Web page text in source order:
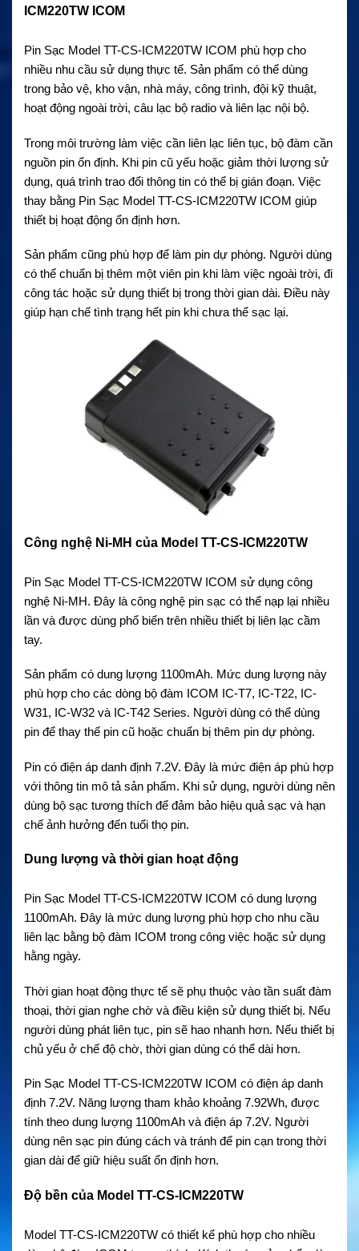
ICM220TW ICOM
Pin Sạc Model TT-CS-ICM220TW ICOM phù hợp cho
nhiều nhu cầu sử dụng thực tế. Sản phẩm có thể dùng
trong bảo vệ, kho vận, nhà máy, công trình, đội kỹ thuật,
hoạt động ngoài trời, câu lạc bộ radio và liên lạc nội bộ.
Trong môi trường làm việc cần liên lạc liên tục, bộ đàm cần
nguồn pin ổn định. Khi pin cũ yếu hoặc giảm thời lượng sử
dụng, quá trình trao đổi thông tin có thể bị gián đoạn. Việc
thay bằng Pin Sạc Model TT-CS-ICM220TW ICOM giúp
thiết bị hoạt động ổn định hơn.
Sản phẩm cũng phù hợp để làm pin dự phòng. Người dùng
có thể chuẩn bị thêm một viên pin khi làm việc ngoài trời, đi
công tác hoặc sử dụng thiết bị trong thời gian dài. Điều này
giúp hạn chế tình trạng hết pin khi chưa thể sạc lại.
Công nghệ Ni-MH của Model TT-CS-ICM220TW
Pin Sạc Model TT-CS-ICM220TW ICOM sử dụng công
nghệ Ni-MH. Đây là công nghệ pin sạc có thể nạp lại nhiều
lần và được dùng phổ biến trên nhiều thiết bị liên lạc cầm
tay.
Sản phẩm có dung lượng 1100mAh. Mức dung lượng này
phù hợp cho các dòng bộ đàm ICOM IC-T7, IC-T22, IC-
W31, IC-W32 và IC-T42 Series. Người dùng có thể dùng
pin để thay thế pin cũ hoặc chuẩn bị thêm pin dự phòng.
Pin có điện áp danh định 7.2V. Đây là mức điện áp phù hợp
với thông tin mô tả sản phẩm. Khi sử dụng, người dùng nên
dùng bộ sạc tương thích để đảm bảo hiệu quả sạc và hạn
chế ảnh hưởng đến tuổi thọ pin.
Dung lượng và thời gian hoạt động
Pin Sạc Model TT-CS-ICM220TW ICOM có dung lượng
1100mAh. Đây là mức dung lượng phù hợp cho nhu cầu
liên lạc bằng bộ đàm ICOM trong công việc hoặc sử dụng
hằng ngày.
Thời gian hoạt động thực tế sẽ phụ thuộc vào tần suất đàm
thoại, thời gian nghe chờ và điều kiện sử dụng thiết bị. Nếu
người dùng phát liên tục, pin sẽ hao nhanh hơn. Nếu thiết bị
chủ yếu ở chế độ chờ, thời gian dùng có thể dài hơn.
Pin Sạc Model TT-CS-ICM220TW ICOM có điện áp danh
định 7.2V. Năng lượng tham khảo khoảng 7.92Wh, được
tính theo dung lượng 1100mAh và điện áp 7.2V. Người
dùng nên sạc pin đúng cách và tránh để pin cạn trong thời
gian dài để giữ hiệu suất ổn định hơn.
Độ bền của Model TT-CS-ICM220TW
Model TT-CS-ICM220TW có thiết kế phù hợp cho nhiều